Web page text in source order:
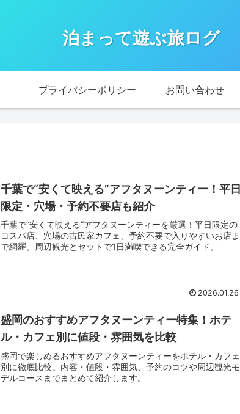
泊まって遊ぶ旅ログ
プライバシーポリシー お問い合わせ
千葉で“安くて映える”アフタヌーンティー！平日
限定・穴場・予約不要店も紹介
千葉で“安くて映える”アフタヌーンティーを厳選！平日限定の
コスパ店、穴場の古民家カフェ、予約不要で入りやすいお店ま
で網羅。周辺観光とセットで1日満喫できる完全ガイド。
2026.01.26
盛岡のおすすめアフタヌーンティー特集！ホテ
ル・カフェ別に値段・雰囲気を比較
盛岡で楽しめるおすすめアフタヌーンティーをホテル・カフェ
別に徹底比較。内容・値段・雰囲気、予約のコツや周辺観光モ
デルコースまでまとめて紹介します。